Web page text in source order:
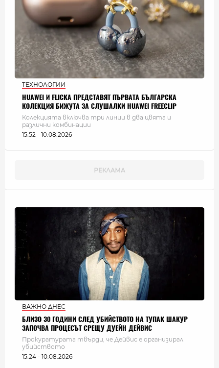
ТЕХНОЛОГИИ
HUAWEI И FLICKA ПРЕДСТАВЯТ ПЪРВАТА БЪЛГАРСКА
КОЛЕКЦИЯ БИЖУТА ЗА СЛУШАЛКИ HUAWEI FREECLIP
Колекцията включва три линии в два цвята и
различни комбинации
15:52 - 10.08.2026
ВАЖНО ДНЕС
БЛИЗО 30 ГОДИНИ СЛЕД УБИЙСТВОТО НА ТУПАК ШАКУР
ЗАПОЧВА ПРОЦЕСЪТ СРЕЩУ ДУЕЙН ДЕЙВИС
Прокуратурата твърди, че Дейвис е организирал
убийството
15:24 - 10.08.2026